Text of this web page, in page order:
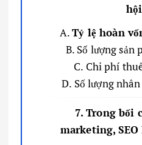
A.Tỷ lệ hoàn
B. Số lượng sản
C. Chi phí
D. Số lượng
7. Trong bối
marketing,